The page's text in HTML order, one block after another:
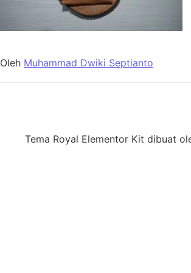
Oleh Muhammad Dwiki Septianto
Tema Royal Elementor Kit dibuat